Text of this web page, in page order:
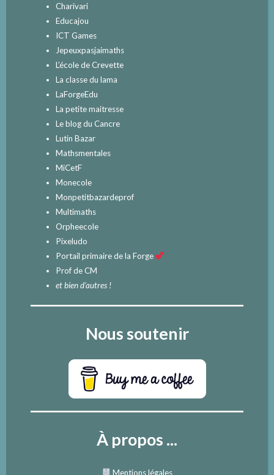
Charivari
Educajou
ICT Games
Jepeuxpasjaimaths
L’école de Crevette
La classe du lama
LaForgeEdu
La petite maitresse
Le blog du Cancre
Lutin Bazar
Mathsmentales
MiCetF
Monecole
Monpetitbazardeprof
Multimaths
Orpheecole
Pixeludo
Portail primaire de la Forge
Prof de CM
et bien d'autres !
Nous soutenir
À propos ...
Mentions légales